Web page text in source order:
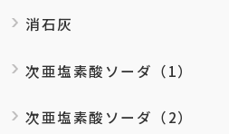
消石灰
次亜塩素酸ソーダ（1）
次亜塩素酸ソーダ（2）